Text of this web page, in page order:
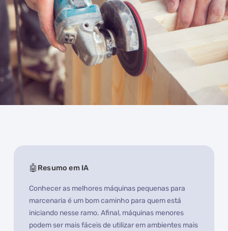
Resumo em IA
Conhecer as melhores máquinas pequenas para
marcenaria é um bom caminho para quem está
iniciando nesse ramo. Afinal, máquinas menores
podem ser mais fáceis de utilizar em ambientes mais